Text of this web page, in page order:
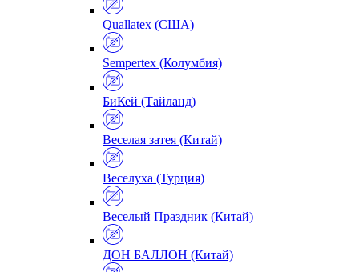
Quallatex (США)
Sempertex (Колумбия)
БиКей (Тайланд)
Веселая затея (Китай)
Веселуха (Турция)
Веселый Праздник (Китай)
ДОН БАЛЛОН (Китай)